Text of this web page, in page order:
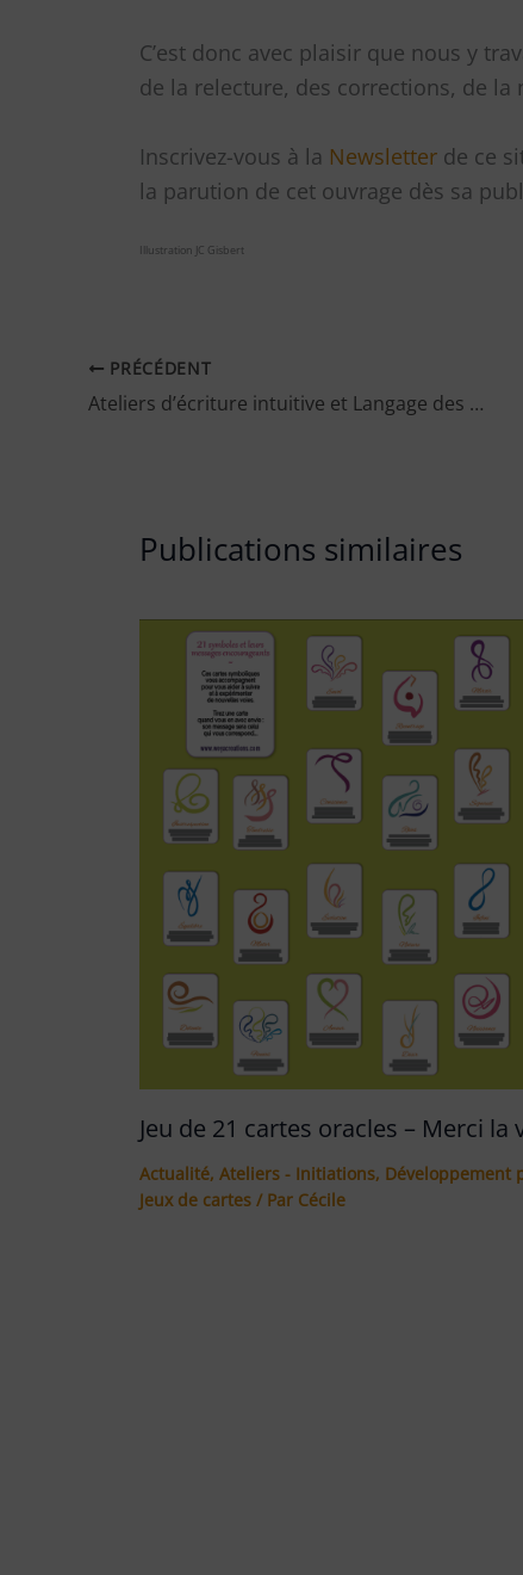
C’est donc avec plaisir que nous y
de la relecture, des corrections, de
Inscrivez-vous à la Newsletter de ce
la parution de cet ouvrage dès sa
Illustration JC Gisbert
PRÉCÉDENT
Ateliers d’écriture intuitive et Langage des Oiseaux
Publications similaires
Jeu de 21 cartes oracles – Merci la
Actualité, Ateliers - Initiations, Développement
Jeux de cartes / Par Cécile